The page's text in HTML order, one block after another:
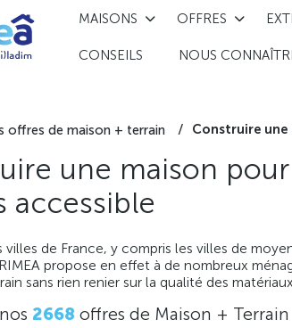
MAISONS OFFRES
CONSEILS NOUS
offres de maison + terrain Construire
une maison
accessible
villes de France, y compris les villes de
propose en effet à de nombreux
sans rien renier sur la qualité des
2668 offres de Maison + Terrain